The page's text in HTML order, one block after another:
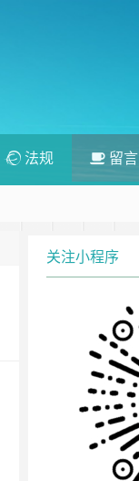
法规 留言
关注小程序